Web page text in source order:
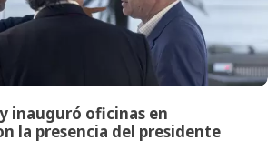
inauguró oficinas en
la presencia del presidente